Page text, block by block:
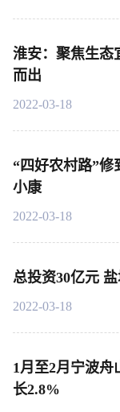
淮安：聚焦生态
而出
2022-03-18
“四好农村路”
小康
2022-03-18
总投资30亿元
2022-03-18
1月至2月宁波舟
长2.8%